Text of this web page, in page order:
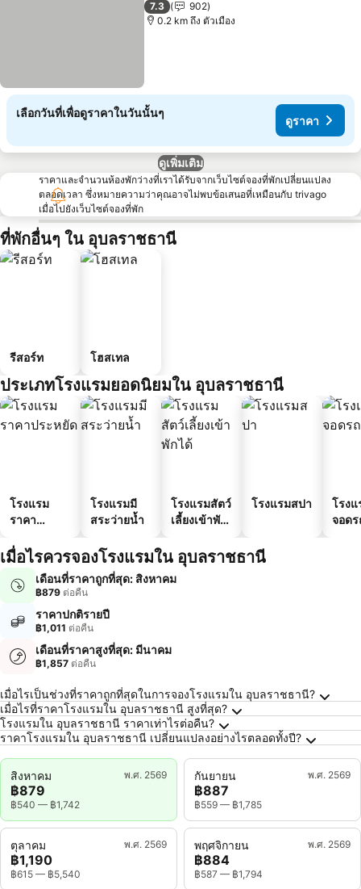
7.3
902
0.2 km ถึง ตัวเมือง
เลือกวันที่เพื่อดูราคาในวันนั้นๆ
ดูราคา
ดูเพิ่มเติม
ราคาและจำนวนห้องพักว่างที่เราได้รับจากเว็บไซต์จองที่พักเปลี่ยนแปลง
ตลอดเวลา ซึ่งหมายความว่าคุณอาจไม่พบข้อเสนอที่เหมือนกับ trivago
เมื่อไปยังเว็บไซต์จองที่พัก
ที่พักอื่นๆ ใน อุบลราชธานี
รีสอร์ท โฮสเทล
ประเภทโรงแรมยอดนิยมใน อุบลราชธานี
โรงแรม
ราคา
โรงแรมมี
สระว่ายน้ำ
โรงแรมสัตว์
เลี้ยงเข้าพัก
โรงแรมสปา
โรง
จอดร
เมื่อไรควรจองโรงแรมใน อุบลราชธานี
เดือนที่ราคาถูกที่สุด: สิงหาคม
฿879 ต่อคืน
ราคาปกติรายปี
฿1,011 ต่อคืน
เดือนที่ราคาสูงที่สุด: มีนาคม
฿1,857 ต่อคืน
คำถามที่พบบ่อยเกี่ยวกับ อุบลราชธานี
เมื่อไรเป็นช่วงที่ราคาถูกที่สุดในการจองโรงแรมใน อุบลราชธานี?
เมื่อไรที่ราคาโรงแรมใน อุบลราชธานี สูงที่สุด?
โรงแรมใน อุบลราชธานี ราคาเท่าไรต่อคืน?
ราคาโรงแรมใน อุบลราชธานี เปลี่ยนแปลงอย่างไรตลอดทั้งปี?
สิงหาคม พ.ศ. 2569
฿879
฿540 — ฿1,742
กันยายน พ.ศ. 2569
฿887
฿559 — ฿1,785
ตุลาคม พ.ศ. 2569
฿1,190
฿615 — ฿5,540
พฤศจิกายน พ.ศ. 2569
฿884
฿587 — ฿1,794